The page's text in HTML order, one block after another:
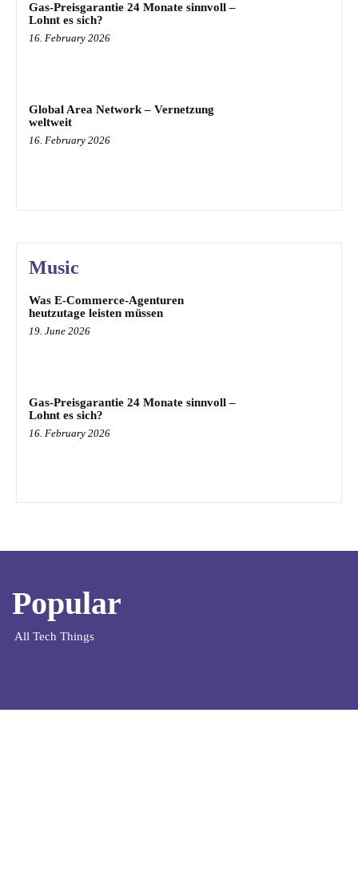
Gas-Preisgarantie 24 Monate sinnvoll –
Lohnt es sich?
16. February 2026
Global Area Network – Vernetzung
weltweit
16. February 2026
Music
Was E-Commerce-Agenturen
heutzutage leisten müssen
19. June 2026
Gas-Preisgarantie 24 Monate sinnvoll –
Lohnt es sich?
16. February 2026
Popular
All Tech Things